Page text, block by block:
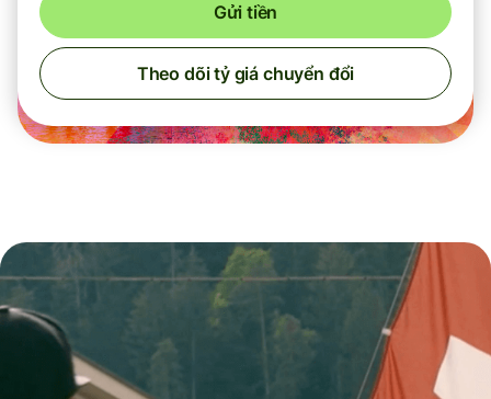
Gửi tiền
Theo dõi tỷ giá chuyển đổi